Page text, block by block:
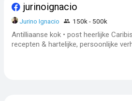
jurinoignacio
Jurino Ignacio 150k - 500k
Antilliaanse kok • post heerlijke
recepten & hartelijke, persoonlijke